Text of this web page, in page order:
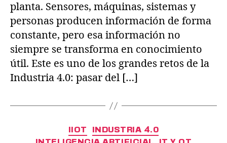
planta. Sensores, máquinas, sistemas y
personas producen información de forma
constante, pero esa información no
siempre se transforma en conocimiento
útil. Este es uno de los grandes retos de la
Industria 4.0: pasar del […]
IIOT
INDUSTRIA 4.0